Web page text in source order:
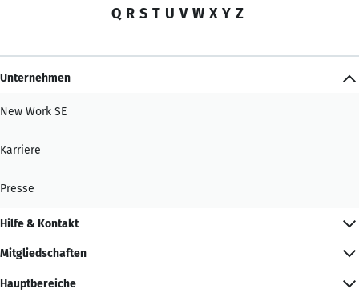
Q R S T U V W X Y Z
Unternehmen
New Work SE
Karriere
Presse
Hilfe & Kontakt
Mitgliedschaften
Hauptbereiche